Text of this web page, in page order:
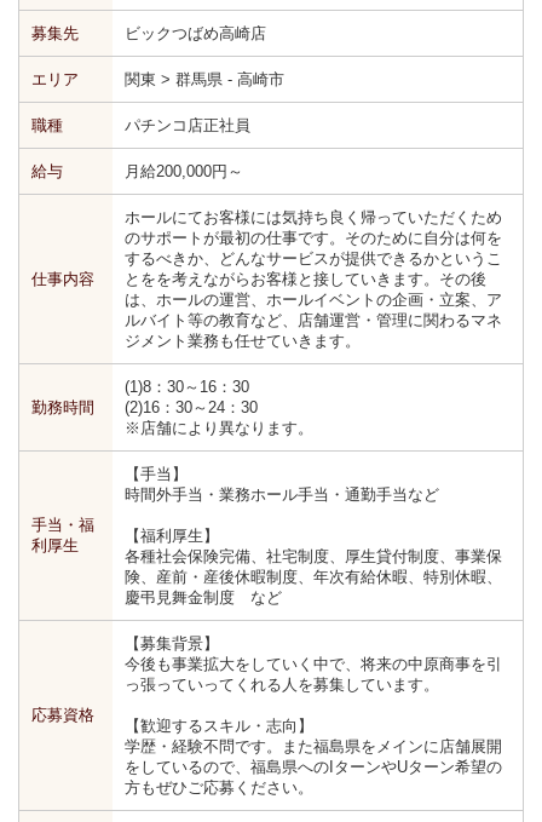
募集先 ビックつばめ高崎店
エリア 関東 > 群馬県 - 高崎市
職種 パチンコ店正社員
給与 月給200,000円～
仕事内容
ホールにてお客様には気持ち良く帰っていただくため
のサポートが最初の仕事です。そのために自分は何を
するべきか、どんなサービスが提供できるかというこ
とをを考えながらお客様と接していきます。その後
は、ホールの運営、ホールイベントの企画・立案、ア
ルバイト等の教育など、店舗運営・管理に関わるマネ
ジメント業務も任せていきます。
勤務時間
(1)8：30～16：30
(2)16：30～24：30
※店舗により異なります。
手当・福
利厚生
【手当】
時間外手当・業務ホール手当・通勤手当など
【福利厚生】
各種社会保険完備、社宅制度、厚生貸付制度、事業保
険、産前・産後休暇制度、年次有給休暇、特別休暇、
慶弔見舞金制度 など
応募資格
【募集背景】
今後も事業拡大をしていく中で、将来の中原商事を引
っ張っていってくれる人を募集しています。
【歓迎するスキル・志向】
学歴・経験不問です。また福島県をメインに店舗展開
をしているので、福島県へのIターンやUターン希望の
方もぜひご応募ください。